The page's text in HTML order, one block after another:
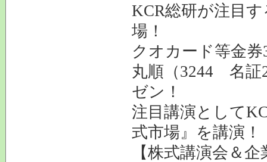
KCR総研が注目
場！
クオカード等金
丸順（3244 名証
ゼン！
注目講演として
式市場』を講演！
【株式講演会＆